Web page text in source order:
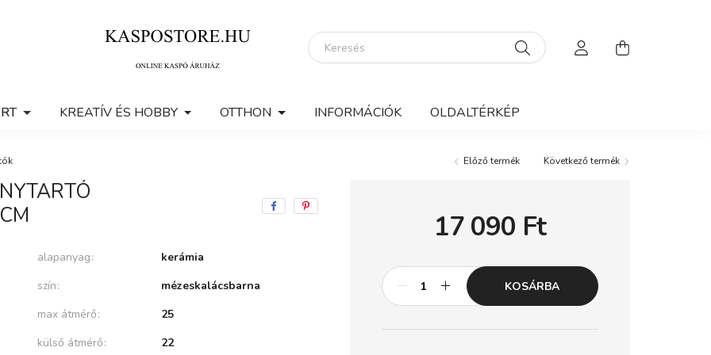
KREATÍV ÉS HOBBY OTTHON INFORMÁCIÓK OLDALTÉRKÉP
Előző termék Következő termék
alapanyag
kerámia
szín
mézeskalácsbarna
max átmérő
25
külső átmérő
22
17 090 Ft
KOSÁRBA